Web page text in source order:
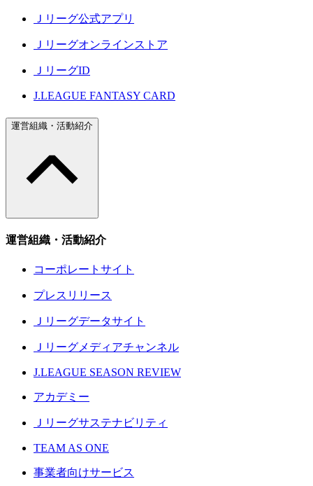
Ｊリーグ公式アプリ
Ｊリーグオンラインストア
ＪリーグID
J.LEAGUE FANTASY CARD
運営組織・活動紹介
運営組織・活動紹介
コーポレートサイト
プレスリリース
Ｊリーグデータサイト
Ｊリーグメディアチャンネル
J.LEAGUE SEASON REVIEW
アカデミー
Ｊリーグサステナビリティ
TEAM AS ONE
事業者向けサービス